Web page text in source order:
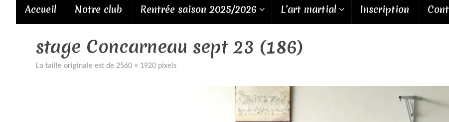
Accueil Notre club Rentrée saison 2025/2026 L’art martial Inscription
stage Concarneau sept 23 (186)
La taille originale est de 2560 × 1920 pixels